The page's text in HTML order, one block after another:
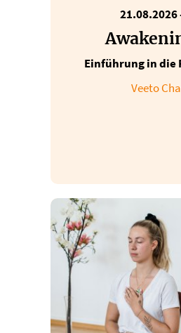
21.08.2026
Einführung in die
Veeto